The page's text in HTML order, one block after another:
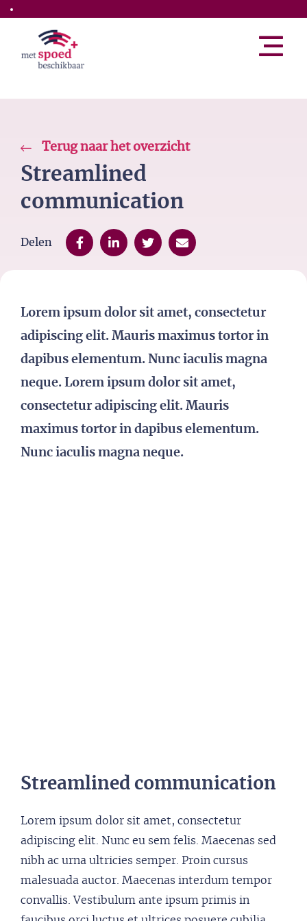
Skip to the main content
Terug naar het overzicht
Streamlined
communication
Delen
Lorem ipsum dolor sit amet, consectetur
adipiscing elit. Mauris maximus tortor in
dapibus elementum. Nunc iaculis magna
neque. Lorem ipsum dolor sit amet,
consectetur adipiscing elit. Mauris
maximus tortor in dapibus elementum.
Nunc iaculis magna neque.
Streamlined communication
Lorem ipsum dolor sit amet, consectetur
adipiscing elit. Nunc eu sem felis. Maecenas sed
nibh ac urna ultricies semper. Proin cursus
malesuada auctor. Maecenas interdum tempor
convallis. Vestibulum ante ipsum primis in